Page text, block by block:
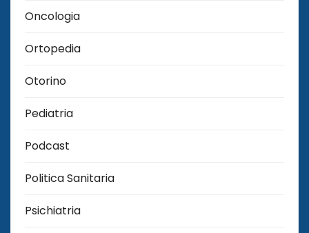
Oncologia
Ortopedia
Otorino
Pediatria
Podcast
Politica Sanitaria
Psichiatria